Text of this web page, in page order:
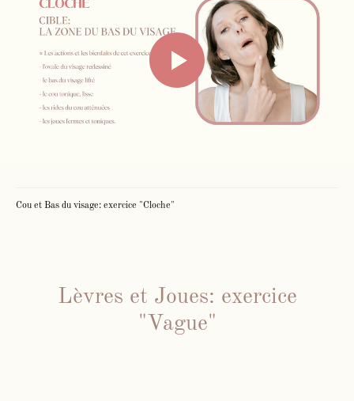
Cou et Bas du visage: exercice "Cloche"
Lèvres et Joues: exercice
"Vague"
Face Gym